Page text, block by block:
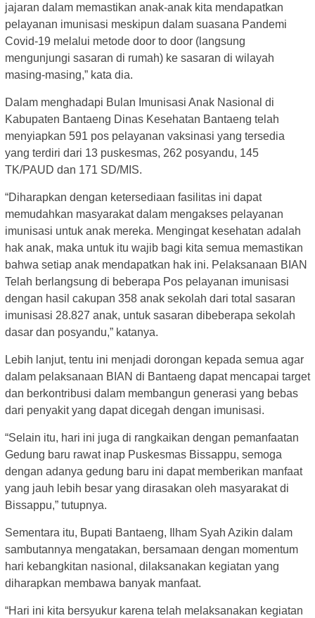
jajaran dalam memastikan anak-anak kita mendapatkan
pelayanan imunisasi meskipun dalam suasana Pandemi
Covid-19 melalui metode door to door (langsung
mengunjungi sasaran di rumah) ke sasaran di wilayah
masing-masing,” kata dia.
Dalam menghadapi Bulan Imunisasi Anak Nasional di
Kabupaten Bantaeng Dinas Kesehatan Bantaeng telah
menyiapkan 591 pos pelayanan vaksinasi yang tersedia
yang terdiri dari 13 puskesmas, 262 posyandu, 145
TK/PAUD dan 171 SD/MIS.
“Diharapkan dengan ketersediaan fasilitas ini dapat
memudahkan masyarakat dalam mengakses pelayanan
imunisasi untuk anak mereka. Mengingat kesehatan adalah
hak anak, maka untuk itu wajib bagi kita semua memastikan
bahwa setiap anak mendapatkan hak ini. Pelaksanaan BIAN
Telah berlangsung di beberapa Pos pelayanan imunisasi
dengan hasil cakupan 358 anak sekolah dari total sasaran
imunisasi 28.827 anak, untuk sasaran dibeberapa sekolah
dasar dan posyandu,” katanya.
Lebih lanjut, tentu ini menjadi dorongan kepada semua agar
dalam pelaksanaan BIAN di Bantaeng dapat mencapai target
dan berkontribusi dalam membangun generasi yang bebas
dari penyakit yang dapat dicegah dengan imunisasi.
“Selain itu, hari ini juga di rangkaikan dengan pemanfaatan
Gedung baru rawat inap Puskesmas Bissappu, semoga
dengan adanya gedung baru ini dapat memberikan manfaat
yang jauh lebih besar yang dirasakan oleh masyarakat di
Bissappu,” tutupnya.
Sementara itu, Bupati Bantaeng, Ilham Syah Azikin dalam
sambutannya mengatakan, bersamaan dengan momentum
hari kebangkitan nasional, dilaksanakan kegiatan yang
diharapkan membawa banyak manfaat.
“Hari ini kita bersyukur karena telah melaksanakan kegiatan